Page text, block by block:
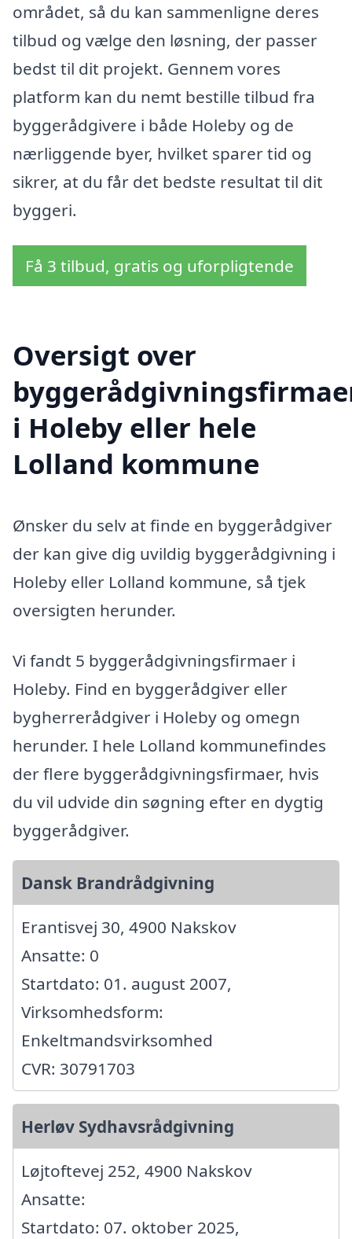
området, så du kan sammenligne deres
tilbud og vælge den løsning, der passer
bedst til dit projekt. Gennem vores
platform kan du nemt bestille tilbud fra
byggerådgivere i både Holeby og de
nærliggende byer, hvilket sparer tid og
sikrer, at du får det bedste resultat til dit
byggeri.
Få 3 tilbud, gratis og uforpligtende
Oversigt over
i Holeby eller hele
Lolland kommune
Ønsker du selv at finde en byggerådgiver
der kan give dig uvildig byggerådgivning i
Holeby eller Lolland kommune, så tjek
oversigten herunder.
Vi fandt 5 byggerådgivningsfirmaer i
Holeby. Find en byggerådgiver eller
bygherrerådgiver i Holeby og omegn
herunder. I hele Lolland kommunefindes
der flere byggerådgivningsfirmaer, hvis
du vil udvide din søgning efter en dygtig
byggerådgiver.
Dansk Brandrådgivning
Erantisvej 30, 4900 Nakskov
Ansatte: 0
Startdato: 01. august 2007,
Virksomhedsform:
Enkeltmandsvirksomhed
CVR: 30791703
Herløv Sydhavsrådgivning
Løjtoftevej 252, 4900 Nakskov
Ansatte:
Startdato: 07. oktober 2025,